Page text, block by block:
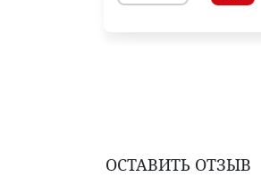
ОСТАВИТЬ ОТЗЫВ